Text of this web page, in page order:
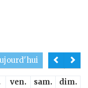
ven.
sam.
dim.